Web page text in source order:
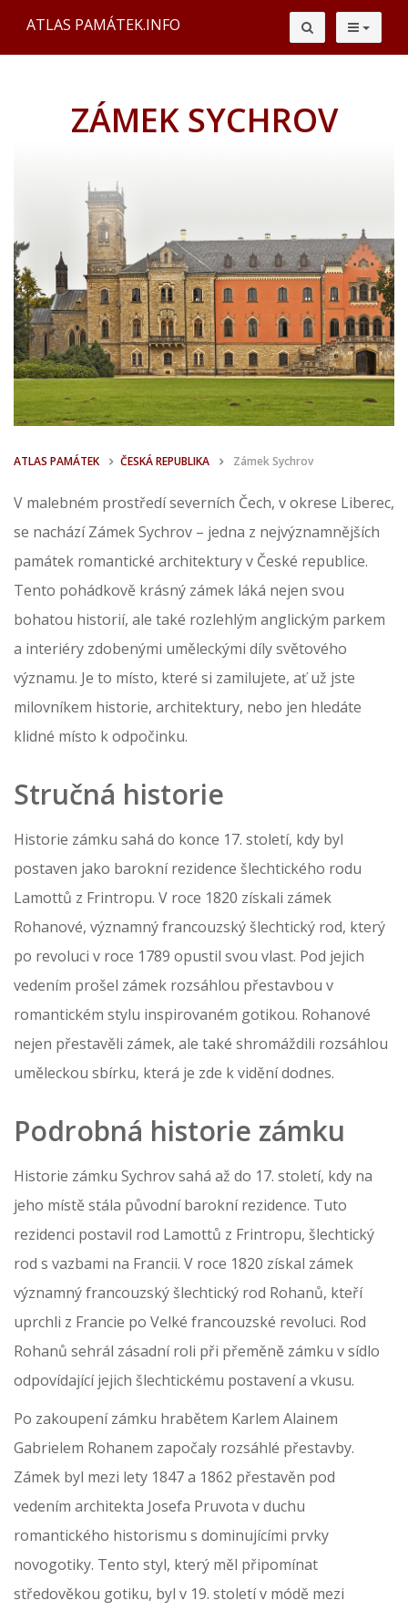
ATLAS PAMÁTEK.INFO
ZÁMEK SYCHROV
ATLAS PAMÁTEK ČESKÁ REPUBLIKA Zámek Sychrov
V malebném prostředí severních Čech, v okrese Liberec,
se nachází Zámek Sychrov – jedna z nejvýznamnějších
památek romantické architektury v České republice.
Tento pohádkově krásný zámek láká nejen svou
bohatou historií, ale také rozlehlým anglickým parkem
a interiéry zdobenými uměleckými díly světového
významu. Je to místo, které si zamilujete, ať už jste
milovníkem historie, architektury, nebo jen hledáte
klidné místo k odpočinku.
Stručná historie
Historie zámku sahá do konce 17. století, kdy byl
postaven jako barokní rezidence šlechtického rodu
Lamottů z Frintropu. V roce 1820 získali zámek
Rohanové, významný francouzský šlechtický rod, který
po revoluci v roce 1789 opustil svou vlast. Pod jejich
vedením prošel zámek rozsáhlou přestavbou v
romantickém stylu inspirovaném gotikou. Rohanové
nejen přestavěli zámek, ale také shromáždili rozsáhlou
uměleckou sbírku, která je zde k vidění dodnes.
Podrobná historie zámku
Historie zámku Sychrov sahá až do 17. století, kdy na
jeho místě stála původní barokní rezidence. Tuto
rezidenci postavil rod Lamottů z Frintropu, šlechtický
rod s vazbami na Francii. V roce 1820 získal zámek
významný francouzský šlechtický rod Rohanů, kteří
uprchli z Francie po Velké francouzské revoluci. Rod
Rohanů sehrál zásadní roli při přeměně zámku v sídlo
odpovídající jejich šlechtickému postavení a vkusu.
Po zakoupení zámku hrabětem Karlem Alainem
Gabrielem Rohanem započaly rozsáhlé přestavby.
Zámek byl mezi lety 1847 a 1862 přestavěn pod
vedením architekta Josefa Pruvota v duchu
romantického historismu s dominujícími prvky
novogotiky. Tento styl, který měl připomínat
středověkou gotiku, byl v 19. století v módě mezi